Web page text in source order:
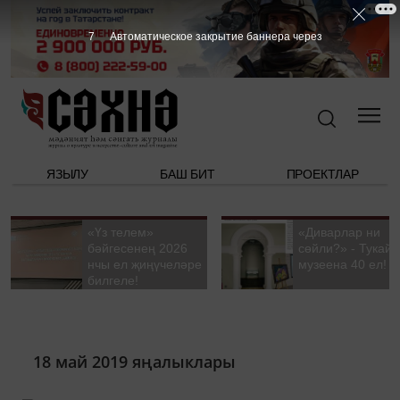
ЯЗЫЛУ БАШ БИТ ПРОЕКТЛАР
«Үз телем»
бәйгесенең 2026
нчы ел җиңүчеләре
билгеле!
«Диварлар ни
сөйли?» - Тукай
музеена 40 ел!
18 май 2019 яңалыклары
6 Автоматическое закрытие баннера через